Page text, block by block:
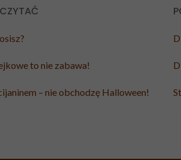
to nie zabawa!
– nie obchodzę Halloween!